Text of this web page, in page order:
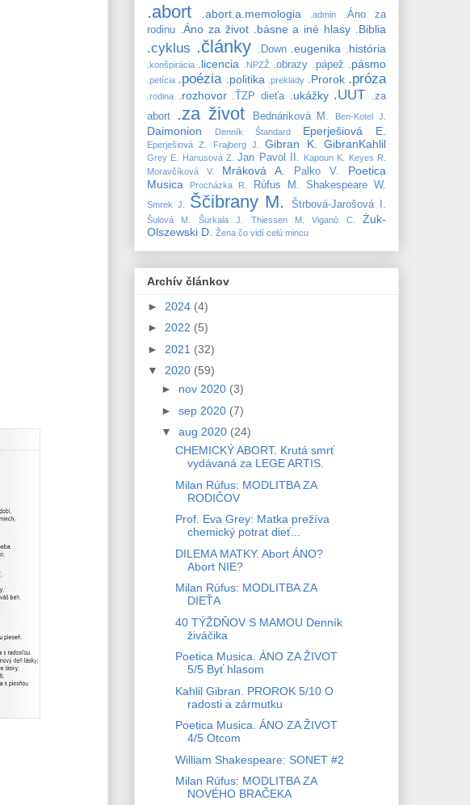
.abort .abort.a.memologia .admin
.Áno za
rodinu
.Áno za život .básne a iné hlasy .Biblia
.cyklus .články .Down .eugenika .história
.konšpirácia .licencia .NPZŽ .obrazy .pápež .pásmo
.petícia .poézia .politika .preklady .Prorok .próza
.rodina .rozhovor .ŤZP dieťa .ukážky .UUT
.za
abort
.za život Bednáriková M. Ben-Kotel J.
Daimonion Denník Štandard Eperješiová E.
Eperješiová Z. Frajberg J. Gibran K. GibranKahlil
Grey E. Hanusová Z. Jan Pavol II. Kapoun K.
Keyes R.
Moravčíková V.
Mráková A. Palko V.
Poetica
Musica
Procházka R. Rúfus M. Shakespeare W.
Smrek J. Ščibrany M. Štrbová-Jarošová I.
Šulová M. Šurkala J. Thiessen M. Viganò C.
Żuk-
Olszewski D.
Žena čo vidí celú mincu
Archív článkov
► 2024 (4)
► 2022 (5)
► 2021 (32)
▼ 2020 (59)
► nov 2020 (3)
► sep 2020 (7)
▼ aug 2020 (24)
CHEMICKÝ ABORT. Krutá smrť
vydávaná za LEGE ARTIS.
Milan Rúfus: MODLITBA ZA
RODIČOV
Prof. Eva Grey: Matka prežíva
chemický potrat dieť...
DILEMA MATKY. Abort ÁNO?
Abort NIE?
Milan Rúfus: MODLITBA ZA
DIEŤA
40 TÝŽDŇOV S MAMOU Denník
živáčika
Poetica Musica. ÁNO ZA ŽIVOT
5/5 Byť hlasom
Kahlil Gibran. PROROK 5/10 O
radosti a zármutku
Poetica Musica. ÁNO ZA ŽIVOT
4/5 Otcom
William Shakespeare: SONET #2
Milan Rúfus: MODLITBA ZA
NOVÉHO BRAČEKA